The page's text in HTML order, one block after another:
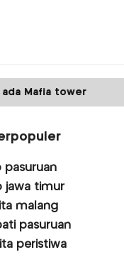
Satpas
pasuruan
jawa timur
malang
pasuruan
peristiwa